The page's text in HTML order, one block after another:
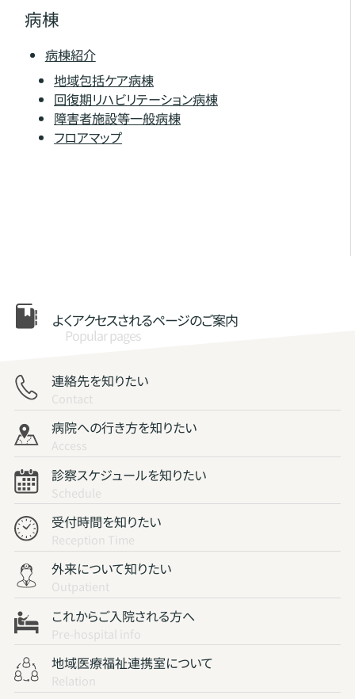
病棟
病棟紹介
地域包括ケア病棟
回復期リハビリテーション病棟
障害者施設等一般病棟
フロアマップ
よくアクセスされるページのご案内
Popular pages
連絡先を知りたい
Contact
病院への行き方を知りたい
Access
診察スケジュールを知りたい
Schedule
受付時間を知りたい
Reception Time
外来について知りたい
Outpatient
これからご入院される方へ
Pre-hospital info
地域医療福祉連携室について
Relation